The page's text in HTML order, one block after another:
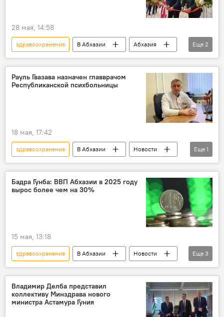
28 мая, 14:58
здравоохранение В Абхазии
Абхазия
Новости
Пицунда
Еще 2
Рауль Гвазава назначен главврачом
Республиканской психбольницы
18 мая, 17:42
здравоохранение В Абхазии
Новости
Абхазия
Еще 1
Бадра Гунба: ВВП Абхазии в 2025 году
вырос более чем на 30%
15 мая, 13:18
здравоохранение В Абхазии
Новости
Абхазия
Бадра Гунба Экономика
Еще 3
Владимир Делба представил
коллективу Минздрава нового
министра Астамура Гуния